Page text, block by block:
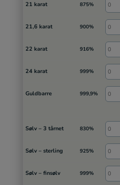
21 karat 875%
21,6 karat 900%
22 karat 916%
24 karat 999%
Guldbarre 999,9%
Sølv – 3 tårnet 830%
Sølv – sterling 925%
Sølv – finsølv 999%